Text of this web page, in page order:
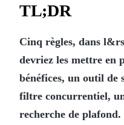
TL;DR
Cinq règles, dans
devriez les mettre en
bénéfices, un outil de
filtre concurrentiel,
recherche de plafond.